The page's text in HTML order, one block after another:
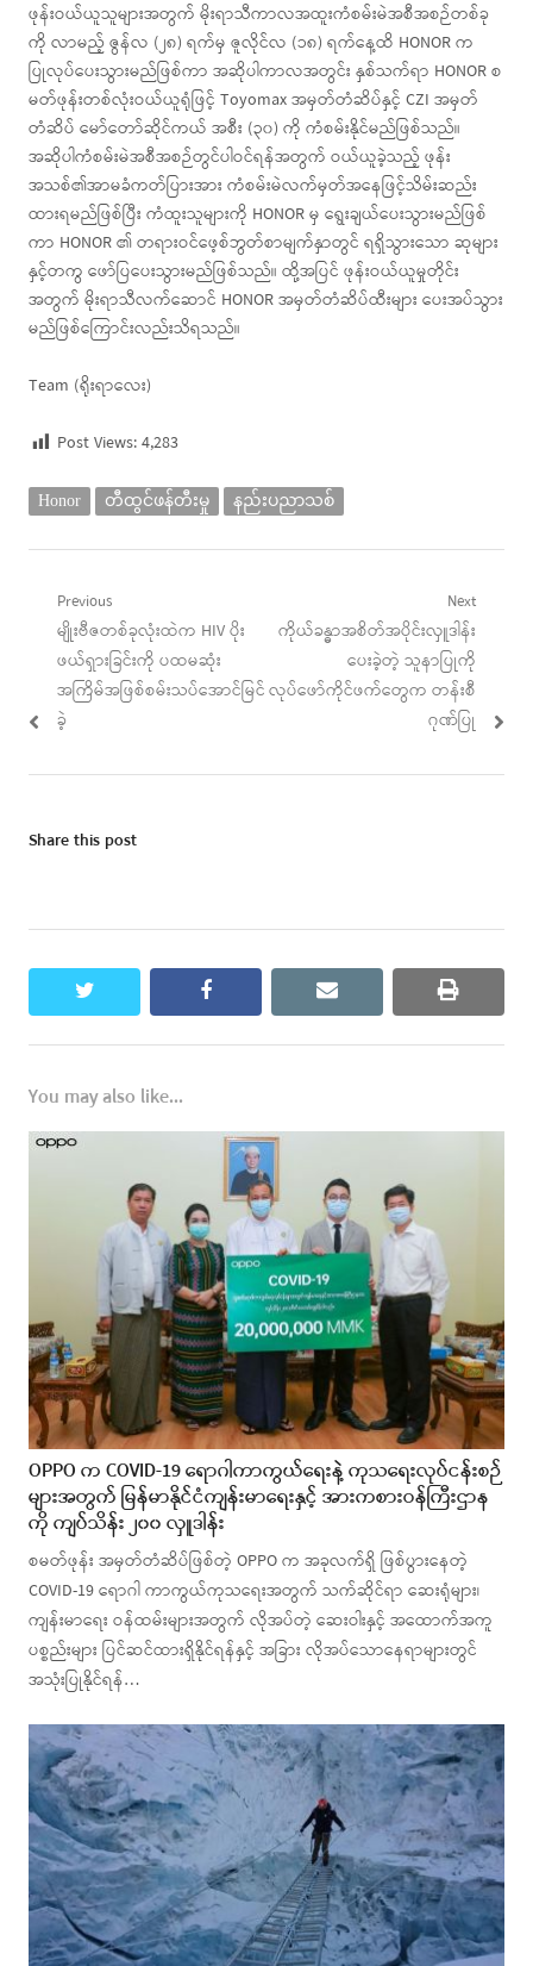
ဖုန်းဝယ်ယူသူများအတွက် မိုးရာသီကာလအထူးကံစမ်းမဲအစီအစဉ်တစ်ခု
ကို လာမည့် ဇွန်လ (၂၈) ရက်မှ ဇူလိုင်လ (၁၈) ရက်နေ့ထိ HONOR က
ပြုလုပ်ပေးသွားမည်ဖြစ်ကာ အဆိုပါကာလအတွင်း နှစ်သက်ရာ HONOR စ
မတ်ဖုန်းတစ်လုံးဝယ်ယူရုံဖြင့် Toyomax အမှတ်တံဆိပ်နှင့် CZI အမှတ်
တံဆိပ် မော်တော်ဆိုင်ကယ် အစီး (၃၀) ကို ကံစမ်းနိုင်မည်ဖြစ်သည်။
အဆိုပါကံစမ်းမဲအစီအစဉ်တွင်ပါဝင်ရန်အတွက် ဝယ်ယူခဲ့သည့် ဖုန်း
အသစ်၏အာမခံကတ်ပြားအား ကံစမ်းမဲလက်မှတ်အနေဖြင့်သိမ်းဆည်း
ထားရမည်ဖြစ်ပြီး ကံထူးသူများကို HONOR မှ ရွေးချယ်ပေးသွားမည်ဖြစ်
ကာ HONOR ၏ တရားဝင်ဖေ့စ်ဘွတ်စာမျက်နှာတွင် ရရှိသွားသော ဆုများ
နှင့်တကွ ဖော်ပြပေးသွားမည်ဖြစ်သည်။ ထို့အပြင် ဖုန်းဝယ်ယူမှုတိုင်း
အတွက် မိုးရာသီလက်ဆောင် HONOR အမှတ်တံဆိပ်ထီးများ ပေးအပ်သွား
မည်ဖြစ်ကြောင်းလည်းသိရသည်။
Team (ရိုးရာလေး)
Post Views:4,283
Honor တီထွင်ဖန်တီးမှု နည်းပညာသစ်
Post
navigation
Previous
Previous
post:
မျိုးဗီဇတစ်ခုလုံးထဲက HIV ပိုး
ဖယ်ရှားခြင်းကို ပထမဆုံး
အကြိမ်အဖြစ်စမ်းသပ်အောင်မြင်
ခဲ့
Next
Next
ကိုယ်ခန္ဓာအစိတ်အပိုင်းလှူဒါန်း
ပေးခဲ့တဲ့ သူနာပြုကို
လုပ်ဖော်ကိုင်ဖက်တွေက တန်းစီ
ဂုဏ်ပြု
Share this post
twitter facebook email print
You may also like...
OPPO က COVID-19 ရောဂါကာကွယ်‌ရေးနဲ့ ကုသရေးလုပ်ငန်းစဉ်
များအတွက် မြန်မာနိုင်ငံကျန်းမာရေးနှင့် အားကစားဝန်ကြီးဌာန
ကို ကျပ်သိန်း ၂၀၀ လှူဒါန်း
စမတ်ဖုန်း အမှတ်တံဆိပ်ဖြစ်တဲ့ OPPO က အခုလက်ရှိ ဖြစ်ပွားနေတဲ့
COVID-19 ရောဂါ ကာကွယ်ကုသရေးအတွက် သက်ဆိုင်ရာ ဆေးရုံများ၊
ကျန်းမာရေး ဝန်ထမ်းများအတွက် လိုအပ်တဲ့ ဆေးဝါးနှင့် အထောက်အကူ
ပစ္စည်းများ ပြင်ဆင်ထားရှိနိုင်ရန်နှင့် အခြား လိုအပ်သောနေရာများတွင်
အသုံးပြုနိုင်ရန်…